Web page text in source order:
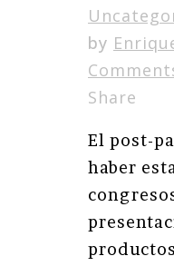
by
Share
El post-
haber